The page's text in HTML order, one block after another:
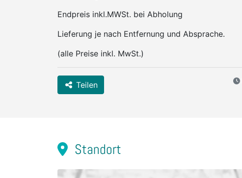
Endpreis inkl.MWSt. bei Abholung
Lieferung je nach Entfernung und Absprache.
(alle Preise inkl. MwSt.)
Teilen
Standort